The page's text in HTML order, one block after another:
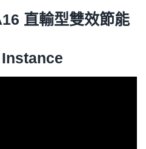
直輸型雙效節能